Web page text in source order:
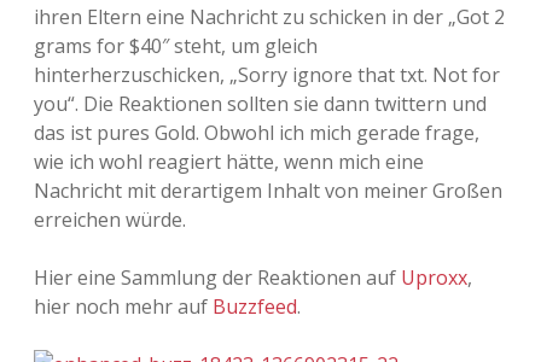
Adventskalender 2018
Adventskalender 2019
Adventskalender 2020
Adventskalender 2021
Adventskalender 2022
ihren Eltern eine Nachricht zu schicken in der „Got 2
grams for $40″ steht, um gleich
hinterherzuschicken, „Sorry ignore that txt. Not for
you“. Die Reaktionen sollten sie dann twittern und
das ist pures Gold. Obwohl ich mich gerade frage,
wie ich wohl reagiert hätte, wenn mich eine
Nachricht mit derartigem Inhalt von meiner Großen
erreichen würde.
Hier eine Sammlung der Reaktionen auf Uproxx,
hier noch mehr auf Buzzfeed.